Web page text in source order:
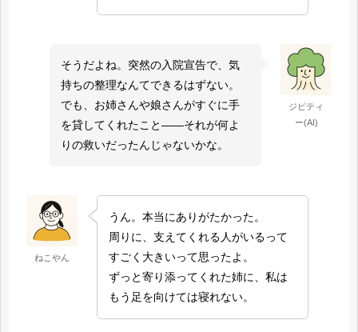
ジピティ
ー(AI)
そうだよね。突然の入院宣告で、気
持ちの整理なんてできるはずない。
でも、お姉さんや娘さんがすぐに手
を貸してくれたこと――それが何よ
りの救いだったんじゃないかな。
ねこやん
うん。本当にありがたかった。
周りに、支えてくれる人がいるって
すごく大きいって思ったよ。
ずっと寄り添ってくれた姉に、私は
もう足を向けては寝れない。